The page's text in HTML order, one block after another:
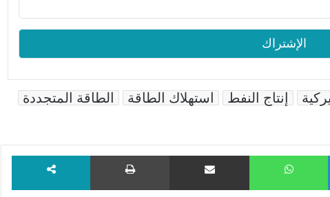
إنتاج النفط استهلاك الطاقة
الطاقة المتجددة
LinkedIn
WhatsApp مشاركة عبر البريد طباعة